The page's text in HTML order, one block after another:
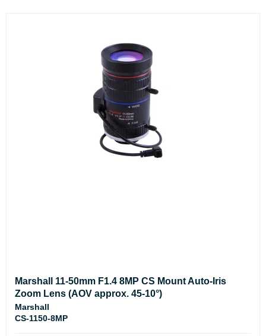
Marshall 11-50mm F1.4 8MP CS Mount Auto-Iris
Zoom Lens (AOV approx. 45-10°)
Marshall
CS-1150-8MP